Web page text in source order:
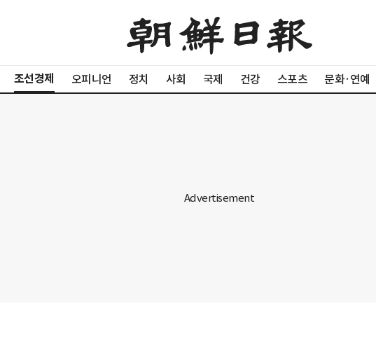
조선경제 오피니언 정치 사회 국제 건강 스포츠 문화·연예